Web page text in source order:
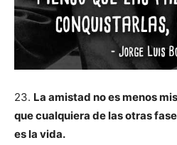
23. La amistad no es menos
que cualquiera de las otras
es la vida.